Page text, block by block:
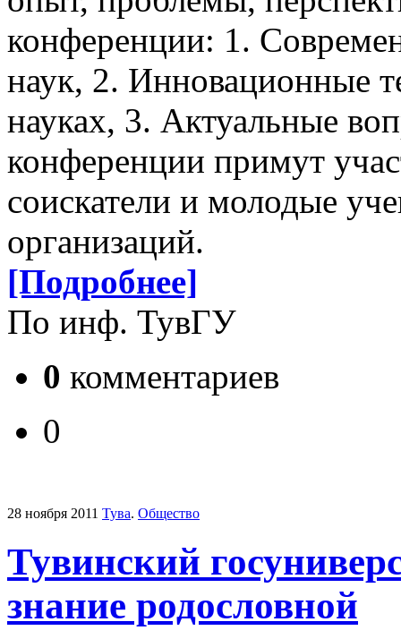
конференции: 1.
наук, 2. Инновационные
науках, 3. Актуальные
конференции примут
соискатели и молодые
организаций.
[Подробнее]
По инф. ТувГУ
0 комментариев
0
28 ноября 2011 Тува. Общество
Тувинский
знание родословной